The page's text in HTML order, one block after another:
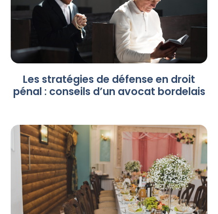
Les stratégies de défense en droit
pénal : conseils d’un avocat bordelais